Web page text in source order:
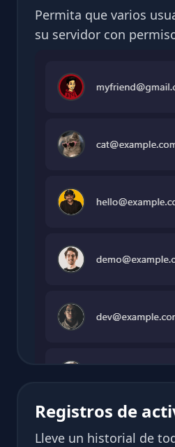
Permita que varios
su servidor con
Registros de
Lleve un historial de